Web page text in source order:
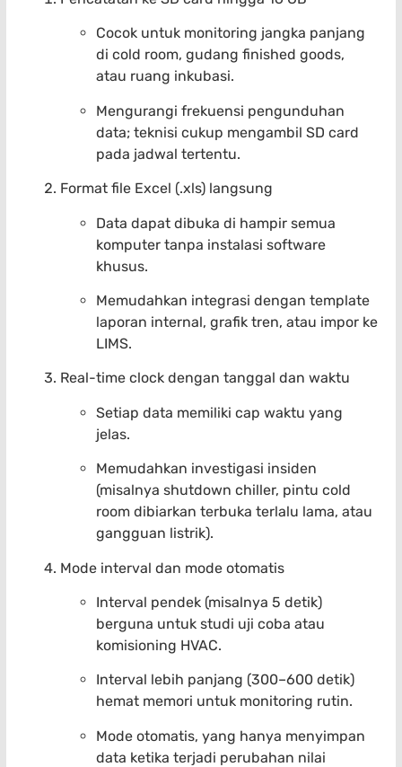
Cocok untuk monitoring jangka panjang
di cold room, gudang finished goods,
atau ruang inkubasi.
Mengurangi frekuensi pengunduhan
data; teknisi cukup mengambil SD card
pada jadwal tertentu.
Format file Excel (.xls) langsung
Data dapat dibuka di hampir semua
komputer tanpa instalasi software
khusus.
Memudahkan integrasi dengan template
laporan internal, grafik tren, atau impor ke
LIMS.
Real-time clock dengan tanggal dan waktu
Setiap data memiliki cap waktu yang
jelas.
Memudahkan investigasi insiden
(misalnya shutdown chiller, pintu cold
room dibiarkan terbuka terlalu lama, atau
gangguan listrik).
Mode interval dan mode otomatis
Interval pendek (misalnya 5 detik)
berguna untuk studi uji coba atau
komisioning HVAC.
Interval lebih panjang (300–600 detik)
hemat memori untuk monitoring rutin.
Mode otomatis, yang hanya menyimpan
data ketika terjadi perubahan nilai